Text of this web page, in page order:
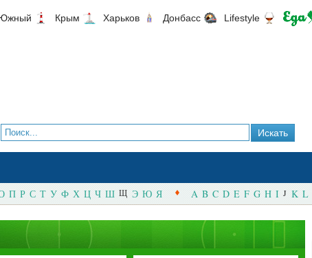
Крым Харьков Донбасс Lifestyle
П Р С Т У Ф Х Ц Ч Ш Щ Э Ю Я A B C D E F G H I J K L